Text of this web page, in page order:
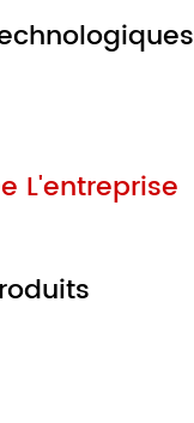
L'entreprise